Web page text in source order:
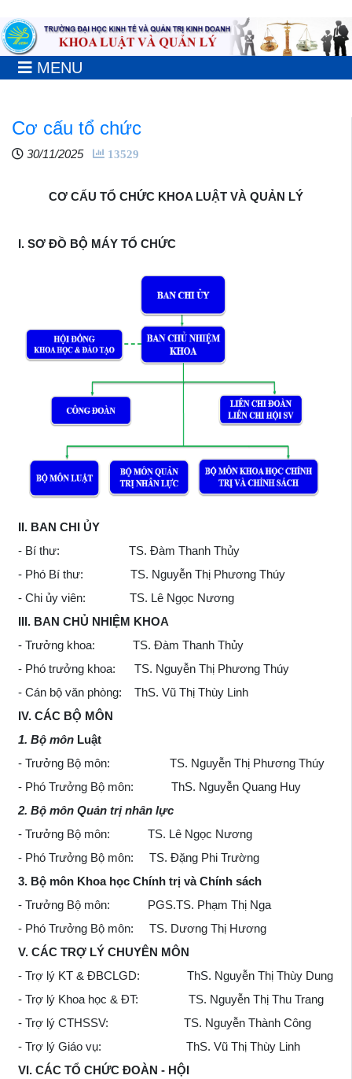
MENU
Cơ cấu tổ chức
30/11/2025 13529
CƠ CẤU TỔ CHỨC KHOA LUẬT VÀ QUẢN LÝ
I. SƠ ĐỒ BỘ MÁY TỔ CHỨC
II. BAN CHI ỦY
- Bí thư: TS. Đàm Thanh Thủy
- Phó Bí thư: TS. Nguyễn Thị Phương Thúy
- Chi ủy viên: TS. Lê Ngọc Nương
III. BAN CHỦ NHIỆM KHOA
- Trưởng khoa: TS. Đàm Thanh Thủy
- Phó trưởng khoa: TS. Nguyễn Thị Phương Thúy
- Cán bộ văn phòng: ThS. Vũ Thị Thùy Linh
IV. CÁC BỘ MÔN
1. Bộ môn Luật
- Trưởng Bộ môn: TS. Nguyễn Thị Phương Thúy
- Phó Trưởng Bộ môn: ThS. Nguyễn Quang Huy
2. Bộ môn Quản trị nhân lực
- Trưởng Bộ môn: TS. Lê Ngọc Nương
- Phó Trưởng Bộ môn: TS. Đặng Phi Trường
3. Bộ môn Khoa học Chính trị và Chính sách
- Trưởng Bộ môn: PGS.TS. Phạm Thị Nga
- Phó Trưởng Bộ môn: TS. Dương Thị Hương
V. CÁC TRỢ LÝ CHUYÊN MÔN
- Trợ lý KT & ĐBCLGD: ThS. Nguyễn Thị Thùy Dung
- Trợ lý Khoa học & ĐT: TS. Nguyễn Thị Thu Trang
- Trợ lý CTHSSV: TS. Nguyễn Thành Công
- Trợ lý Giáo vụ: ThS. Vũ Thị Thùy Linh
VI. CÁC TỔ CHỨC ĐOÀN - HỘI